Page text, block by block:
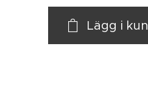
Lägg i